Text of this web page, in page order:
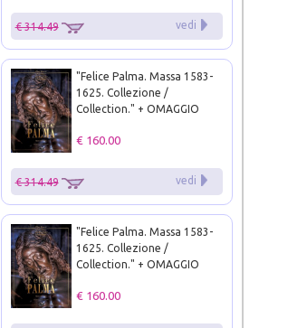
vedi
€ 314.49
"Felice Palma. Massa 1583-
1625. Collezione /
Collection." + OMAGGIO
€ 160.00
vedi
€ 314.49
"Felice Palma. Massa 1583-
1625. Collezione /
Collection." + OMAGGIO
€ 160.00